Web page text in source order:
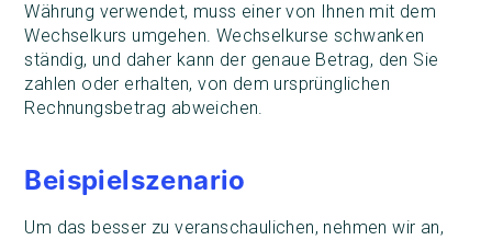
Währung verwendet, muss einer von Ihnen mit dem
Wechselkurs umgehen. Wechselkurse schwanken
ständig, und daher kann der genaue Betrag, den Sie
zahlen oder erhalten, von dem ursprünglichen
Rechnungsbetrag abweichen.
Beispielszenario
Um das besser zu veranschaulichen, nehmen wir an,